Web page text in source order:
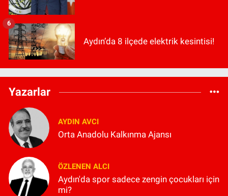
Aydın’da 8 ilçede elektrik kesintisi!
6
Yazarlar
AYDIN AVCI
Orta Anadolu Kalkınma Ajansı
ÖZLENEN ALCI
Aydın'da spor sadece zengin çocukları için
mi?